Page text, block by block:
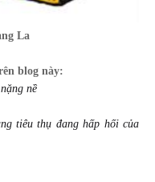
La
blog này:
nề
tiêu thụ đang hấp hối của